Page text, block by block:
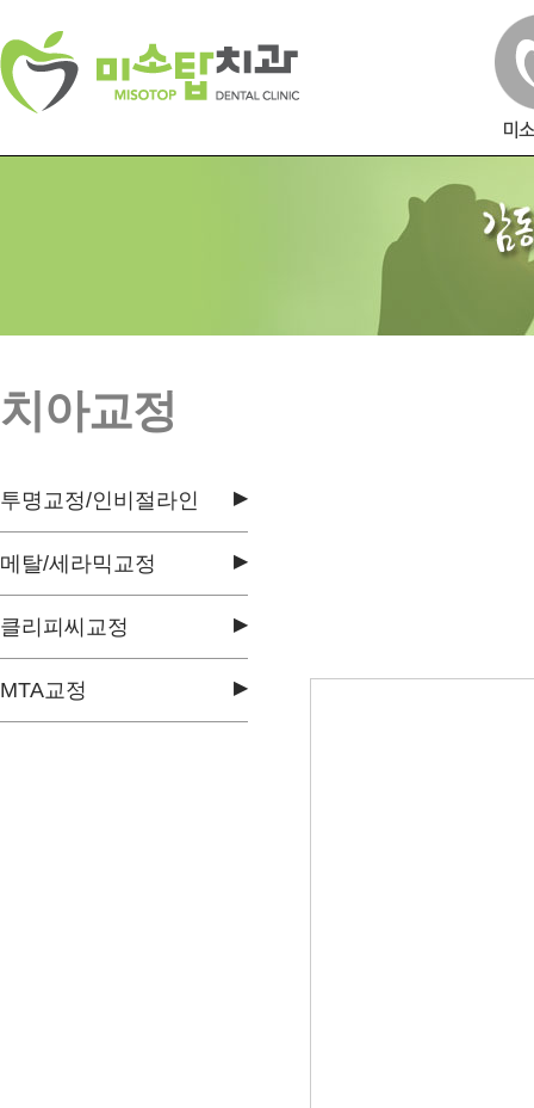
치아교정
투명교정/인비절라인 ▶
메탈/세라믹교정 ▶
클리피씨교정 ▶
MTA교정 ▶